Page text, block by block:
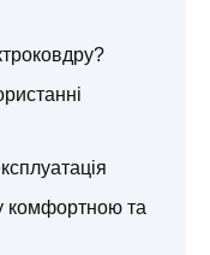
комфортною та